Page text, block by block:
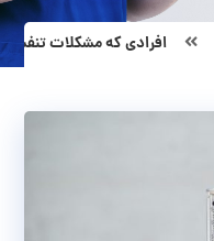
افرادی که مشکلات تنفسی